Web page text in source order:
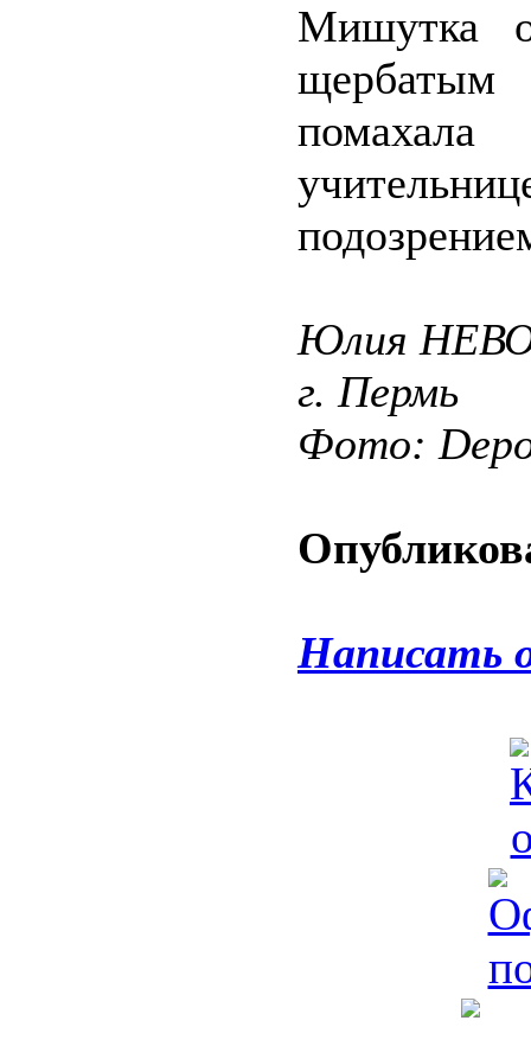
Мишутка
щербатым
Юлия
г. Пермь
Фото:
Написать